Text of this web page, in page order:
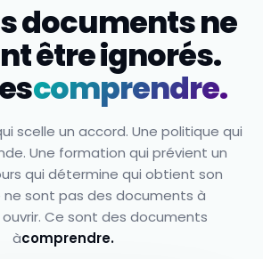
documents ne
être ignorés.
comprendre.
scelle un accord. Une politique qui
Une formation qui prévient un
qui détermine qui obtient son
ne sont pas des documents à
Ce sont des documents
àcomprendre.